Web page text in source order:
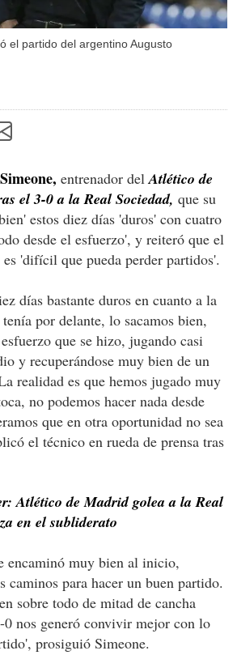
el partido del argentino Augusto
entrenador delAtlético de
el 3-0 a la Real Sociedad, que su
estos diez días 'duros' con cuatro
desde el esfuerzo', y reiteró que el
es 'difícil que pueda perder partidos'.
días bastante duros en cuanto a la
por delante, lo sacamos bien,
que se hizo, jugando casi
y recuperándose muy bien de un
realidad es que hemos jugado muy
no podemos hacer nada desde
que en otra oportunidad no sea
el técnico en rueda de prensa tras
Atlético de Madrid golea a la Real
en el subliderato
encaminó muy bien al inicio,
caminos para hacer un buen partido.
sobre todo de mitad de cancha
0 nos generó convivir mejor con lo
prosiguió Simeone.